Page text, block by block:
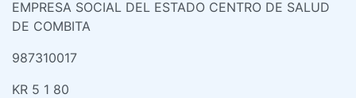
EMPRESA SOCIAL DEL ESTADO CENTRO DE SALUD
DE COMBITA
987310017
KR 5 1 80